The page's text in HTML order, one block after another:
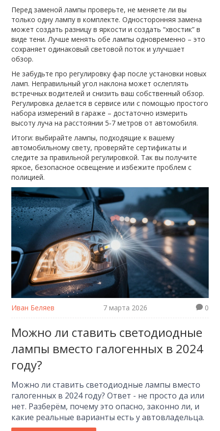
Перед заменой лампы проверьте, не меняете ли вы
только одну лампу в комплекте. Односторонняя замена
может создать разницу в яркости и создать “хвостик” в
виде тени. Лучше менять обе лампы одновременно – это
сохраняет одинаковый световой поток и улучшает
обзор.
Не забудьте про регулировку фар после установки новых
ламп. Неправильный угол наклона может ослеплять
встречных водителей и снизить ваш собственный обзор.
Регулировка делается в сервисе или с помощью простого
набора измерений в гараже – достаточно измерить
высоту луча на расстоянии 5‑7 метров от автомобиля.
Итоги: выбирайте лампы, подходящие к вашему
автомобильному свету, проверяйте сертификаты и
следите за правильной регулировкой. Так вы получите
яркое, безопасное освещение и избежите проблем с
полицией.
Иван Беляев 7 марта 2026 0
Можно ли ставить светодиодные
лампы вместо галогенных в 2024
году?
Можно ли ставить светодиодные лампы вместо
галогенных в 2024 году? Ответ - не просто да или
нет. Разберём, почему это опасно, законно ли, и
какие реальные варианты есть у автовладельца.